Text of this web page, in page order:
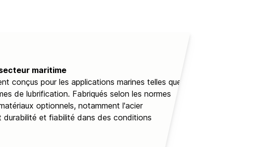
maritime
conçus pour les applications marines telles que
de lubrification. Fabriqués selon les normes
optionnels, notamment l'acier
et fiabilité dans des conditions